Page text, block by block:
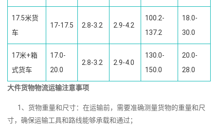
17.5米货
车
17-17.5 2.8-3.2 2.9-4.2
100.2-
137.2
18.0-
30.0
17米+箱
式货车
17.0-
20.0
2.8-3.2 2.9-4.0
130.0-
150.0
20.0-
28.0
大件货物物流运输注意事项
1、货物重量和尺寸：在运输前，需要准确测量货物的重量和尺
寸，确保运输工具和路线能够承载和通过；